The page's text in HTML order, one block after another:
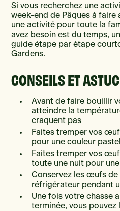
Si vous recherchez une
week-end de Pâques à faire
une activité pour toute la
avez besoin est du temps,
guide étape par étape
Gardens.
CONSEILS ET
Avant de faire bouillir
atteindre la
craquent pas
Faites tremper vos
pour une couleur pastel
Faites tremper vos
toute une nuit pour
Conservez les œufs de
réfrigérateur pendant
Une fois votre chasse
terminée, vous pouvez